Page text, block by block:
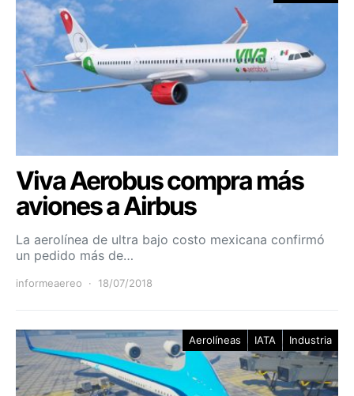
Viva Aerobus compra más
aviones a Airbus
La aerolínea de ultra bajo costo mexicana confirmó
un pedido más de…
informeaereo 18/07/2018
Aerolíneas IATA Industria